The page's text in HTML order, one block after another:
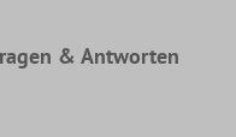
& Antworten